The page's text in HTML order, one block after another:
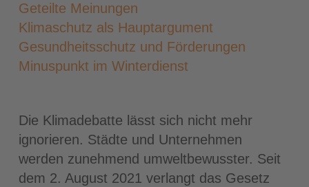
Geteilte Meinungen
Klimaschutz als Hauptargument
Gesundheitsschutz und Förderungen
Minuspunkt im Winterdienst
Die Klimadebatte lässt sich nicht mehr
ignorieren. Städte und Unternehmen
werden zunehmend umweltbewusster. Seit
dem 2. August 2021 verlangt das Gesetz